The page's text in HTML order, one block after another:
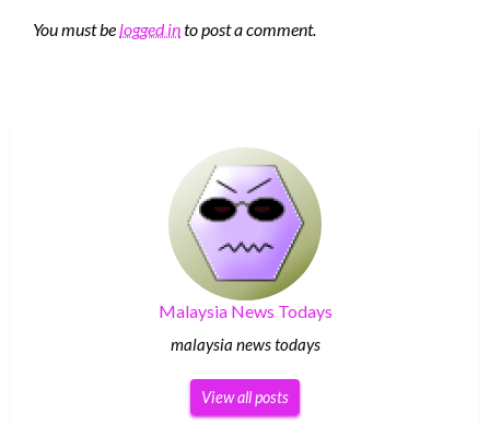
You must be logged into post a comment.
Malaysia News Todays
malaysia news todays
View all posts